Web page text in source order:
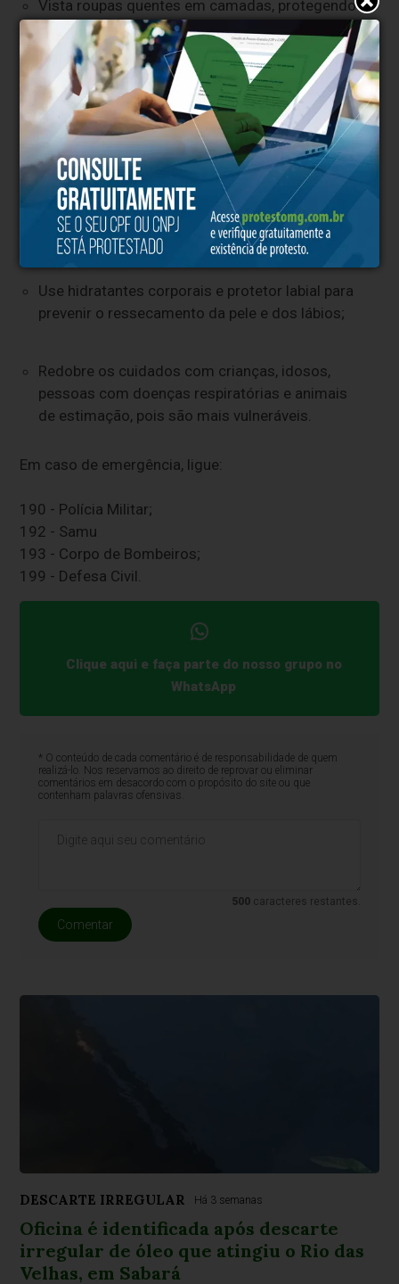
Vista roupas quentes em camadas, protegendo
bem mãos, pés, cabeça e o pescoço;
Beba água com frequência ao longo do dia,
mesmo sem sentir sede, para evitar a
desidratação;
Mantenha os ambientes ventilados, mesmo
com janelas parcialmente abertas, para reduzir
o risco de doenças respiratórias;
Use hidratantes corporais e protetor labial para
prevenir o ressecamento da pele e dos lábios;
Redobre os cuidados com crianças, idosos,
pessoas com doenças respiratórias e animais
de estimação, pois são mais vulneráveis.
Em caso de emergência, ligue:
190 - Polícia Militar;
192 - Samu
193 - Corpo de Bombeiros;
199 - Defesa Civil.
Clique aqui e faça parte do nosso grupo no
WhatsApp
* O conteúdo de cada comentário é de responsabilidade de quem
realizá-lo. Nos reservamos ao direito de reprovar ou eliminar
comentários em desacordo com o propósito do site ou que
contenham palavras ofensivas.
500 caracteres restantes.
Comentar
DESCARTE IRREGULAR Há 3 semanas
Oficina é identificada após descarte
irregular de óleo que atingiu o Rio das
Velhas, em Sabará